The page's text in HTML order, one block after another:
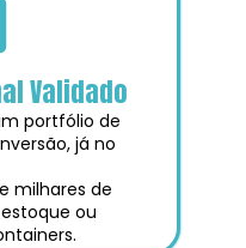
Validado
portfólio de
já no
milhares de
ou